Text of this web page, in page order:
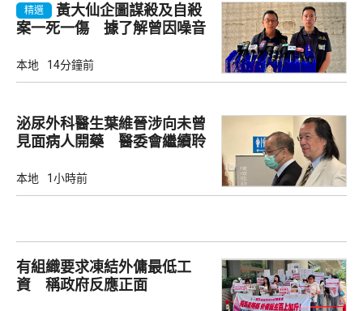
精選
黃大仙企圖謀殺及自殺
案一死一傷 據了解曾因噪音
本地 14分鐘前
泌尿外科醫生葉維晉涉向未曾
見面病人開藥 醫委會繼續聆
本地 1小時前
有組織要求凍結外傭最低工
資 稱政府反應正面